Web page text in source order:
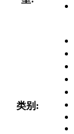
类别: